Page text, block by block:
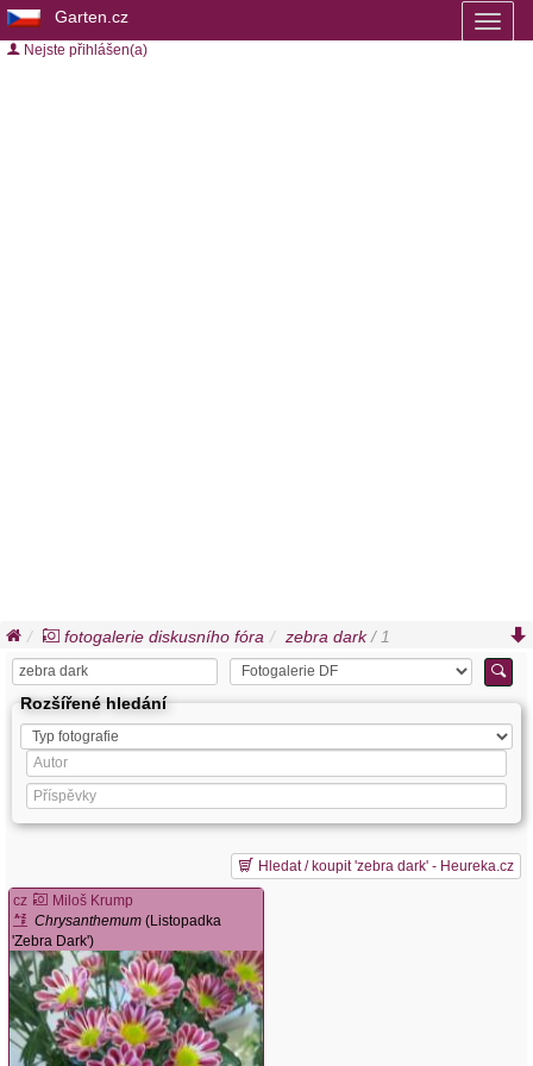
Garten.cz
Nejste přihlášen(a)
fotogalerie diskusního fóra zebra dark/ 1
Rozšířené hledání
Hledat / koupit 'zebra dark' - Heureka.cz
cz
Miloš Krump
Chrysanthemum (Listopadka
'Zebra Dark')